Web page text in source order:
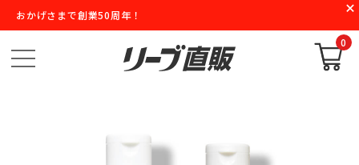
おかげさまで創業50周年！
0